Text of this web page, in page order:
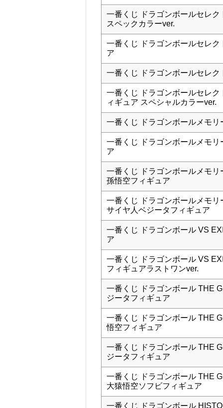
一番くじ ドラゴンボールセレ
スペックカラーver.
一番くじ ドラゴンボールセレ
ア
一番くじ ドラゴンボールセレ
一番くじ ドラゴンボールセレ
ィギュア スペシャルカラーver.
一番くじ ドラゴンボールメモ
一番くじ ドラゴンボールメモ
ア
一番くじ ドラゴンボールメモ
孫悟空フィギュア
一番くじ ドラゴンボールメモ
サイヤ人ベジータフィギュア
一番くじ ドラゴンボール VS
ア
一番くじ ドラゴンボール VS
フィギュアラストワンver.
一番くじ ドラゴンボール THE
ジータフィギュア
一番くじ ドラゴンボール THE
悟空フィギュア
一番くじ ドラゴンボール THE
ジータフィギュア
一番くじ ドラゴンボール THE
大猿悟空ソフビフィギュア
一番くじ ドラゴンボール